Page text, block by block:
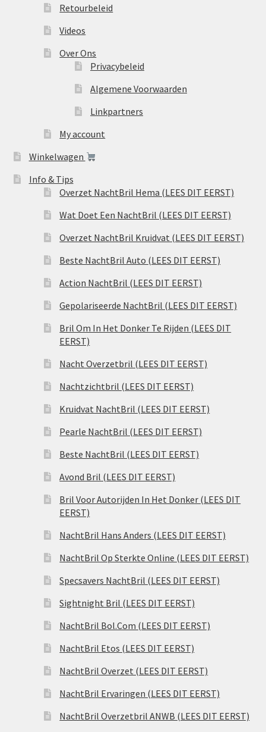
Retourbeleid
Videos
Over Ons
Privacybeleid
Algemene Voorwaarden
Linkpartners
My account
Winkelwagen
Info & Tips
Overzet NachtBril Hema (LEES DIT EERST)
Wat Doet Een NachtBril (LEES DIT EERST)
Overzet NachtBril Kruidvat (LEES DIT EERST)
Beste NachtBril Auto (LEES DIT EERST)
Action NachtBril (LEES DIT EERST)
Gepolariseerde NachtBril (LEES DIT EERST)
Bril Om In Het Donker Te Rijden (LEES DIT
EERST)
Nacht Overzetbril (LEES DIT EERST)
Nachtzichtbril (LEES DIT EERST)
Kruidvat NachtBril (LEES DIT EERST)
Pearle NachtBril (LEES DIT EERST)
Beste NachtBril (LEES DIT EERST)
Avond Bril (LEES DIT EERST)
Bril Voor Autorijden In Het Donker (LEES DIT
EERST)
NachtBril Hans Anders (LEES DIT EERST)
NachtBril Op Sterkte Online (LEES DIT EERST)
Specsavers NachtBril (LEES DIT EERST)
Sightnight Bril (LEES DIT EERST)
NachtBril Bol.Com (LEES DIT EERST)
NachtBril Etos (LEES DIT EERST)
NachtBril Overzet (LEES DIT EERST)
NachtBril Ervaringen (LEES DIT EERST)
NachtBril Overzetbril ANWB (LEES DIT EERST)